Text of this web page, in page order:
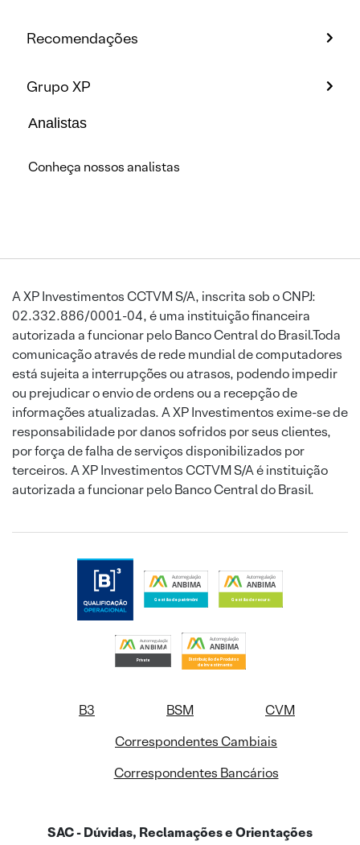
Recomendações
Grupo XP
Analistas
Conheça nossos analistas
A XP Investimentos CCTVM S/A, inscrita sob o CNPJ:
02.332.886/0001-04, é uma instituição financeira
autorizada a funcionar pelo Banco Central do Brasil.Toda
comunicação através de rede mundial de computadores
está sujeita a interrupções ou atrasos, podendo impedir
ou prejudicar o envio de ordens ou a recepção de
informações atualizadas. A XP Investimentos exime-se de
responsabilidade por danos sofridos por seus clientes,
por força de falha de serviços disponibilizados por
terceiros. A XP Investimentos CCTVM S/A é instituição
autorizada a funcionar pelo Banco Central do Brasil.
B3 BSM
CVM
Correspondentes Cambiais
Correspondentes Bancários
SAC - Dúvidas, Reclamações e Orientações